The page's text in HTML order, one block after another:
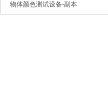
物体颜色测试设备-副本